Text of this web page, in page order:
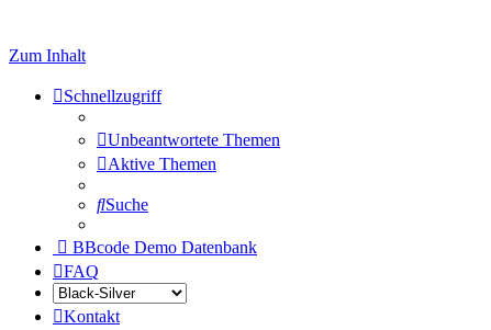
Zum Inhalt
Schnellzugriff
Unbeantwortete Themen
Aktive Themen
Suche
BBcode Demo Datenbank
FAQ
Kontakt